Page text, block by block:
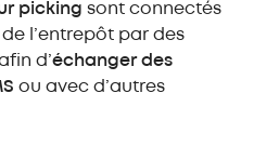
picking sont connectés
l’entrepôt par des
d’échanger des
ou avec d’autres